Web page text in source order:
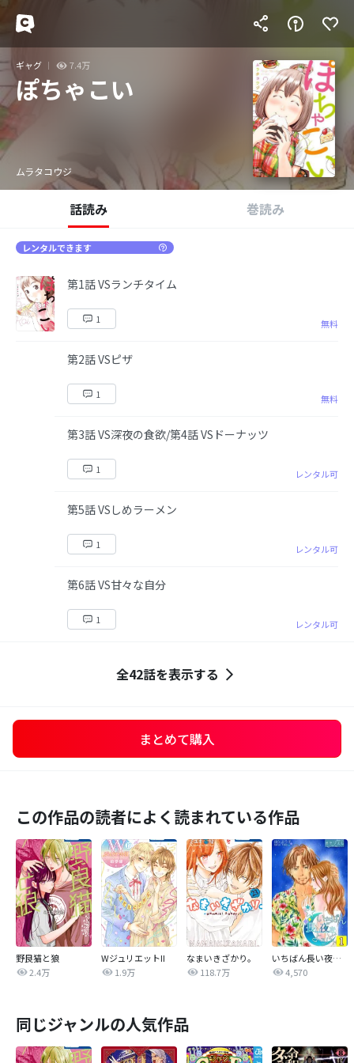
ギャグ 7.4万
ぽちゃこい
ムラタコウジ
話読み 巻読み
レンタルできます
第1話 VSランチタイム
1 無料
第2話 VSピザ
1 無料
第3話 VS深夜の食欲/第4話 VSドーナッツ
1 レンタル可
第5話 VSしめラーメン
1 レンタル可
第6話 VS甘々な自分
1 レンタル可
全42話を表示する
まとめて購入
この作品の読者によく読まれている作品
野良猫と狼
2.4万
WジュリエットII
1.9万
なまいきざかり。
118.7万
いちばん長い夜をよろしく
4,570
同じジャンルの人気作品